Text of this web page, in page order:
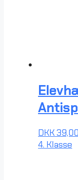
DKK39,00
4. Klasse